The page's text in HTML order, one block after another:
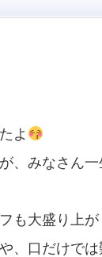
よ
、みなさん
も大盛り上が
、口だけで